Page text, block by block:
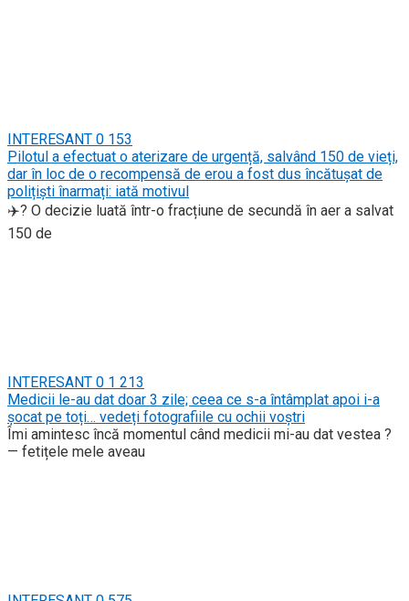
INTERESANT 0 153
Pilotul a efectuat o aterizare de urgență, salvând 150 de vieți,
dar în loc de o recompensă de erou a fost dus încătușat de
polițiști înarmați: iată motivul
✈️? O decizie luată într-o fracțiune de secundă în aer a salvat
150 de
INTERESANT 0 1 213
Medicii le-au dat doar 3 zile; ceea ce s-a întâmplat apoi i-a
șocat pe toți… vedeți fotografiile cu ochii voștri
Îmi amintesc încă momentul când medicii mi-au dat vestea ?
— fetițele mele aveau